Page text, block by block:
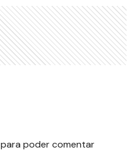
para poder comentar